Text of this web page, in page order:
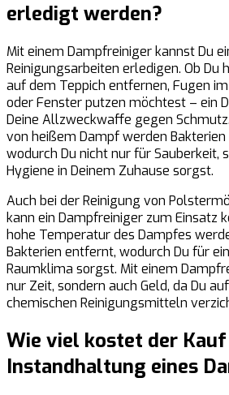
erledigt werden?
Mit einem Dampfreiniger kannst Du
Reinigungsarbeiten erledigen. Ob Du
auf dem Teppich entfernen, Fugen
oder Fenster putzen möchtest – ein
Deine Allzweckwaffe gegen
von heißem Dampf werden
wodurch Du nicht nur für Sauberkeit,
Hygiene in Deinem Zuhause sorgst.
Auch bei der Reinigung von
kann ein Dampfreiniger zum Einsatz
hohe Temperatur des Dampfes
Bakterien entfernt, wodurch Du für
Raumklima sorgst. Mit einem
nur Zeit, sondern auch Geld, da Du
chemischen Reinigungsmitteln
Wie viel kostet der
Instandhaltung eines